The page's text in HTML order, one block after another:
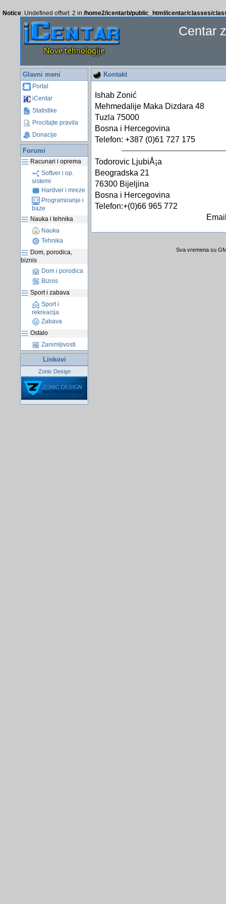
Notice: Undefined offset: 2 in /home2/icentarb/public_html/icentar/classes/
Centar
Glavni meni
Portal
iCentar
Statistike
Procitajte pravila
Donacije
Forumi
Racunari i oprema
Softver i op.
sistemi
Hardver i mreze
Programiranje i
baze
Nauka i tehnika
Nauka
Tehnika
Dom, porodica,
biznis
Dom i porodica
Biznis
Sport i zabava
Sport i
rekreacija
Zabava
Ostalo
Zanimljivosti
Linkovi
Zonic Design
Kontakt
Ishab Zonić
Mehmedalije Maka Dizdara 48
Tuzla 75000
Bosna i Hercegovina
Telefon: +387 (0)61 727 175
Todorovic LjubiÅ¡a
Beogradska 21
76300 Bijeljina
Bosna i Hercegovina
Telefon:+(0)66 965 772
Sva vremena su